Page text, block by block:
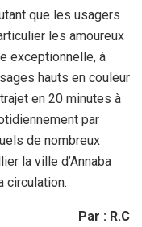
que les usagers
les amoureux
exceptionnelle, à
hauts en couleur
en 20 minutes à
par
de nombreux
la ville d’Annaba
circulation.
Par : R.C